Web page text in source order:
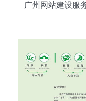
广州网站建设服